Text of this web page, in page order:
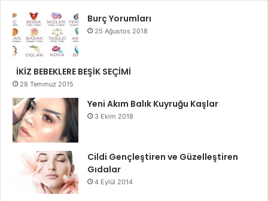
Burç Yorumları
25 Ağustos 2018
İKİZ BEBEKLERE BEŞİK SEÇİMİ
28 Temmuz 2015
Yeni Akım Balık Kuyruğu Kaşlar
3 Ekim 2018
Cildi Gençleştiren ve Güzelleştiren
Gıdalar
4 Eylül 2014